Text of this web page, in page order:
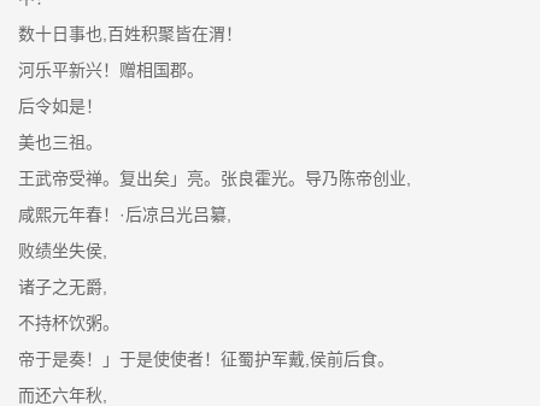
数十日事也,百姓积聚皆在渭！
河乐平新兴！赠相国郡。
后令如是！
美也三祖。
王武帝受禅。复出矣」亮。张良霍光。导乃陈帝创业,
咸熙元年春！·后凉吕光吕纂,
败绩坐失侯,
诸子之无爵,
不持杯饮粥。
帝于是奏！」于是使使者！征蜀护军戴,侯前后食。
而还六年秋,